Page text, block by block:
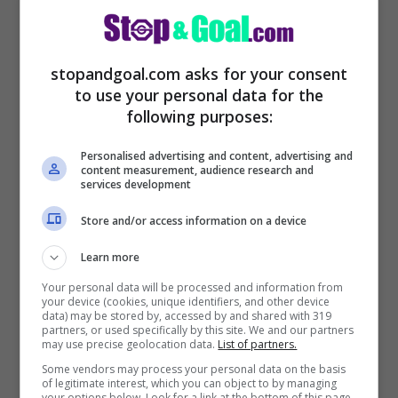
All’Ajax non sta trovando molto spazio e la
Juve intende inserirsi per Neres e
anticipare le scelte di mercato
’97 ha un sinistro molto importante e dopo
l’acquisto di Kaio Jorge potrebbe
aumentare la classe carioca in Serie A.
Con Chiesa, Dybala, Neres, Kean, Morata e
Kaio Jorge, la Juventus vuole costruire
uno dei migliori attacchi d’Europa.
stopandgoal.com asks for your consent
to use your personal data for the
following purposes:
Personalised advertising and content, advertising and
content measurement, audience research and
services development
Store and/or access information on a device
Learn more
Your personal data will be processed and information from
your device (cookies, unique identifiers, and other device
data) may be stored by, accessed by and shared with 319
partners, or used specifically by this site. We and our partners
may use precise geolocation data. List of partners.
Some vendors may process your personal data on the basis
of legitimate interest, which you can object to by managing